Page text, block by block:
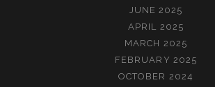
JUNE 2025
APRIL 2025
MARCH 2025
FEBRUARY 2025
OCTOBER 2024